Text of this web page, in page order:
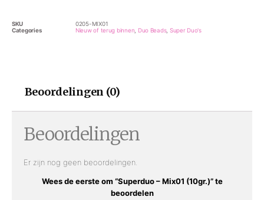
SKU
0205-MIX01
Categories
Nieuw of terug binnen Duo Beads, Super Duo's
Beoordelingen (0)
Beoordelingen
Er zijn nog geen beoordelingen.
Wees de eerste om “Superduo – Mix01 (10gr.)” te
beoordelen